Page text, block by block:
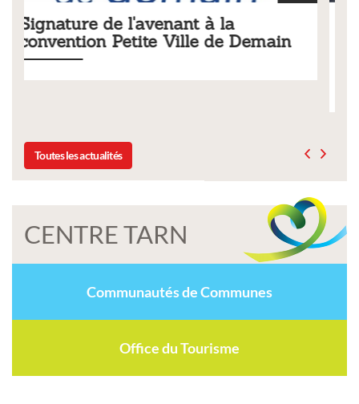
Tarifs 2026 des services
municipaux
Toutes les actualités
CENTRE TARN
Communautés de Communes
Office du Tourisme